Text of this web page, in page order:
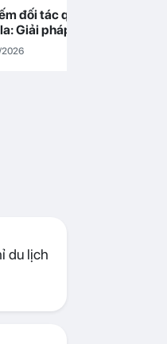
đối tác quản lý cho chủ sở
Giải pháp tối ưu lợi nhuận
tại Đà Nẵng
du lịch